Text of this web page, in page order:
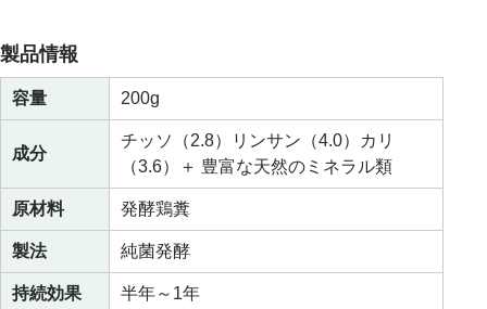
製品情報
容量 200g
成分
チッソ（2.8）リンサン（4.0）カリ
（3.6）＋ 豊富な天然のミネラル類
原材料 発酵鶏糞
製法 純菌発酵
持続効果 半年～1年